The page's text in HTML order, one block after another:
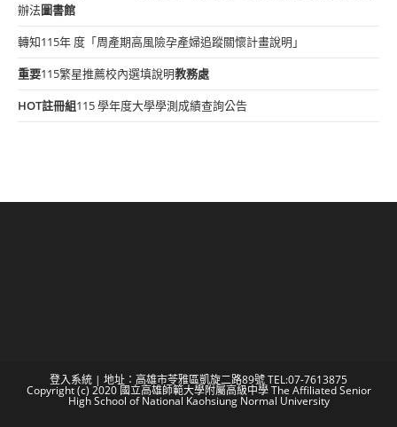
辦法圖書館
轉知115年 度「周產期高風險孕產婦追蹤關懷計畫說明」
重要115繁星推薦校內選填說明教務處
HOT註冊組115 學年度大學學測成績查詢公告
登入系統 | 地址：高雄市苓雅區凱旋二路89號 TEL:07-7613875
Copyright (c) 2020 國立高雄師範大學附屬高級中學 The Affiliated Senior
High School of National Kaohsiung Normal University